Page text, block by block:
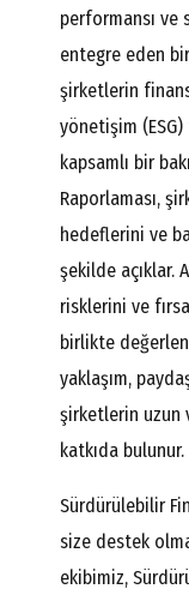
performansı ve
entegre eden
şirketlerin
yönetişim
kapsamlı bir
Raporlaması,
hedeflerini ve
şekilde açıklar.
risklerini ve
birlikte
yaklaşım,
şirketlerin uzun
katkıda bulunur.
Sürdürülebilir
size destek
ekibimiz,